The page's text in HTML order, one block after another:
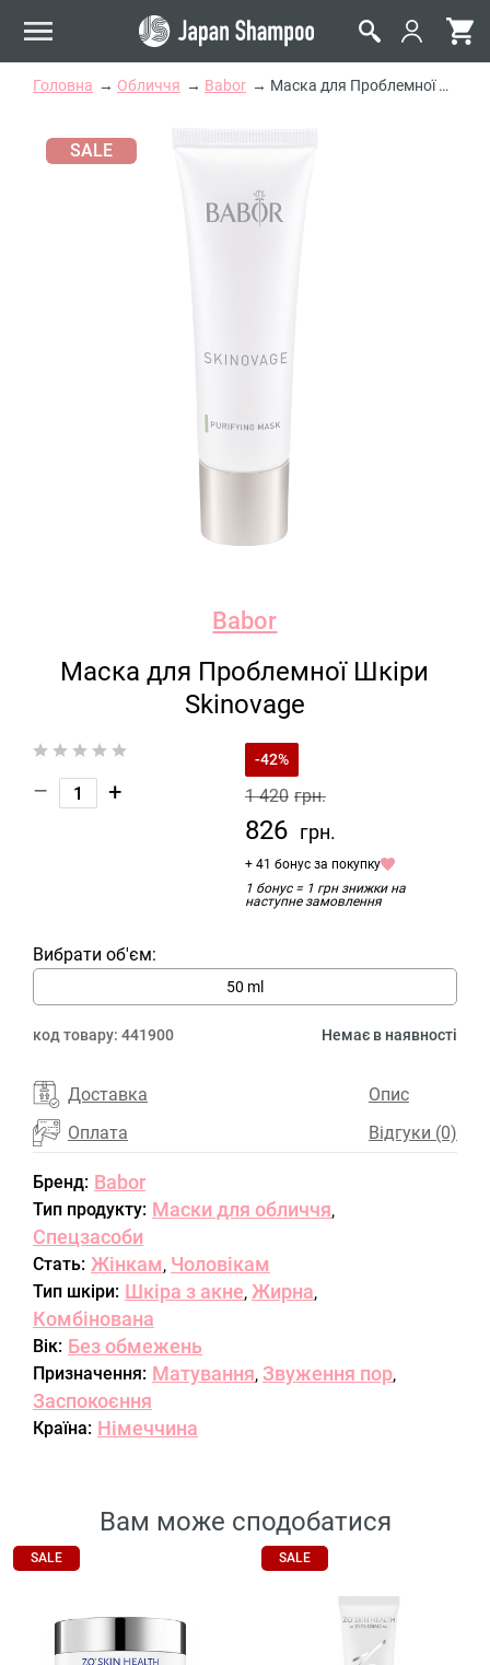
Головна Обличчя Babor Маска для Проблемної Шкіри Skinovage
SALE
Babor
Маска для Проблемної Шкіри
Skinovage
– +
-42%
1 420 грн.
826 грн.
+ 41 бонус за покупку
1 бонус = 1 грн знижки на
наступне замовлення
Вибрати об'єм:
50 ml
код товару: 441900 Немає в наявності
Доставка
Оплата
Опис
Відгуки (0)
Бренд: Babor
Тип продукту: Маски для обличчя,
Спецзасоби
Стать: Жінкам, Чоловікам
Тип шкіри: Шкіра з акне, Жирна,
Комбінована
Вік: Без обмежень
Призначення: Матування, Звуження пор,
Заспокоєння
Країна: Німеччина
Вам може сподобатися
SALE SALE